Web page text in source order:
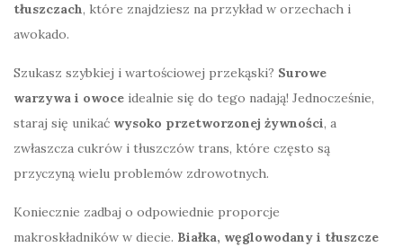
tłuszczach, które znajdziesz na przykład w orzechach i
awokado.
Szukasz szybkiej i wartościowej przekąski? Surowe
warzywa i owoce idealnie się do tego nadają! Jednocześnie,
staraj się unikać wysoko przetworzonej żywności, a
zwłaszcza cukrów i tłuszczów trans, które często są
przyczyną wielu problemów zdrowotnych.
Koniecznie zadbaj o odpowiednie proporcje
makroskładników w diecie. Białka, węglowodany i tłuszcze